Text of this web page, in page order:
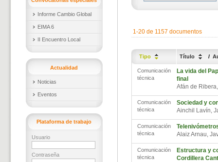
Informe Cambio Global
EIMA 6
II Encuentro Local
Actualidad
Noticias
Eventos
Plataforma de trabajo
Usuario
Contraseña
1-20 de 1157 documentos
Tipo Título /
Comunicación
técnica
La vida del
final
Afán de
Comunicación
técnica
Sociedad y
Ainchil Lavín,
Comunicación
técnica
Alaiz Arnau,
Comunicación
técnica
Estructura y
Cordillera